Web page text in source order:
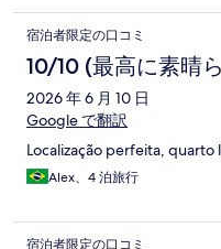
宿泊者限定の口コミ
10/10 (最高に素晴
2026 年 6 月 10 日
Google で翻訳
Localização perfeita,
Alex、4 泊旅行
宿泊者限定の口コミ